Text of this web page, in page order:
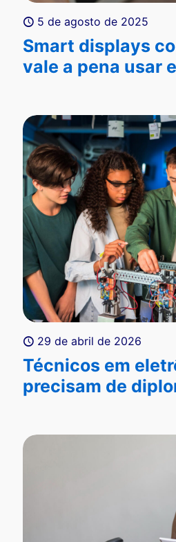
5 de agosto de 2025
Smart displays
vale a pena usar
29 de abril de 2026
Técnicos em
precisam de